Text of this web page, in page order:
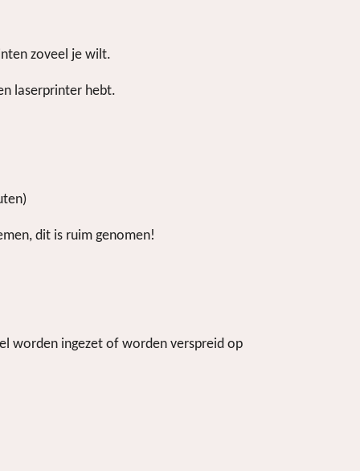
zoveel je wilt.
laserprinter hebt.
dit is ruim genomen!
worden ingezet of worden verspreid op